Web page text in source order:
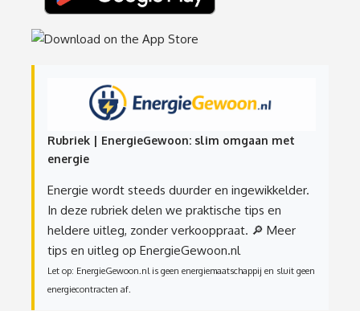
Rubriek | EnergieGewoon: slim omgaan met
energie
Energie wordt steeds duurder en ingewikkelder.
In deze rubriek delen we praktische tips en
heldere uitleg, zonder verkooppraat. 🔎 Meer
tips en uitleg op EnergieGewoon.nl
Let op: EnergieGewoon.nl is geen energiemaatschappij en sluit geen
energiecontracten af.